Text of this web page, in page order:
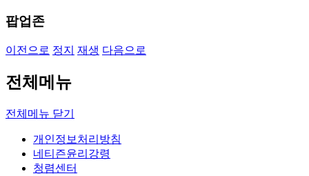
팝업존
이전으로 정지 재생 다음으로
전체메뉴
전체메뉴 닫기
개인정보처리방침
네티즌윤리강령
청렴센터